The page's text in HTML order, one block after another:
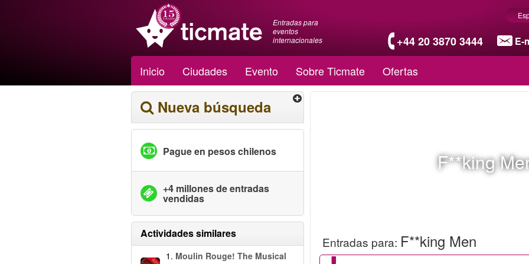
Entradas para
eventos
internacionales
+44 20 3870 3444 E-
Inicio Ciudades Evento Sobre Ticmate Ofertas
Nueva búsqueda
Pague en pesos chilenos
+4 millones de entradas
vendidas
Actividades similares
1. Moulin Rouge! The Musical
F**king
Entradas para: F**king Men